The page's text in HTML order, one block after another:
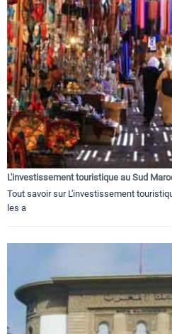
L'investissement touristique au Sud
Tout savoir sur L'investissement
les a